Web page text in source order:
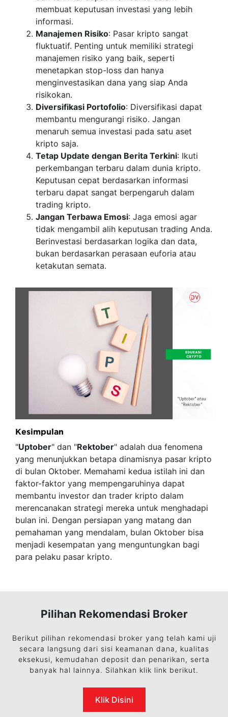
membuat keputusan investasi yang lebih
informasi.
Manajemen Risiko: Pasar kripto sangat
fluktuatif. Penting untuk memiliki strategi
manajemen risiko yang baik, seperti
menetapkan stop-loss dan hanya
menginvestasikan dana yang siap Anda
risikokan.
Diversifikasi Portofolio: Diversifikasi dapat
membantu mengurangi risiko. Jangan
menaruh semua investasi pada satu aset
kripto saja.
Tetap Update dengan Berita Terkini: Ikuti
perkembangan terbaru dalam dunia kripto.
Keputusan cepat berdasarkan informasi
terbaru dapat sangat berpengaruh dalam
trading kripto.
Jangan Terbawa Emosi: Jaga emosi agar
tidak mengambil alih keputusan trading Anda.
Berinvestasi berdasarkan logika dan data,
bukan berdasarkan perasaan euforia atau
ketakutan semata.
Kesimpulan
"Uptober" dan "Rektober" adalah dua fenomena
yang menunjukkan betapa dinamisnya pasar kripto
di bulan Oktober. Memahami kedua istilah ini dan
faktor-faktor yang mempengaruhinya dapat
membantu investor dan trader kripto dalam
merencanakan strategi mereka untuk menghadapi
bulan ini. Dengan persiapan yang matang dan
pemahaman yang mendalam, bulan Oktober bisa
menjadi kesempatan yang menguntungkan bagi
para pelaku pasar kripto.
Pilihan Rekomendasi Broker
Berikut pilihan rekomendasi broker yang telah kami uji
secara langsung dari sisi keamanan dana, kualitas
eksekusi, kemudahan deposit dan penarikan, serta
banyak hal lainnya. Silahkan klik link berikut.
Klik Disini